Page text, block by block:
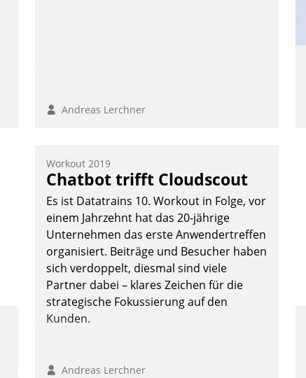
Andreas Lerchner
Workout 2019
Chatbot trifft Cloudscout
Es ist Datatrains 10. Workout in Folge, vor
einem Jahrzehnt hat das 20-jährige
Unternehmen das erste Anwendertreffen
organisiert. Beiträge und Besucher haben
sich verdoppelt, diesmal sind viele
Partner dabei – klares Zeichen für die
strategische Fokussierung auf den
Kunden.
Andreas Lerchner